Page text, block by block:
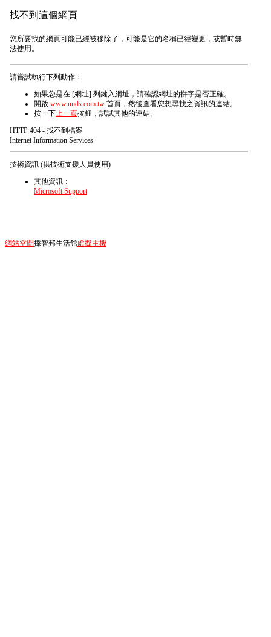
找不到這個網頁
您所要找的網頁可能已經被移除了，可能是它的名稱已經變更，或暫時無
法使用。
請嘗試執行下列動作：
如果您是在 [網址] 列鍵入網址，請確認網址的拼字是否正確。
開啟 www.unds.com.tw 首頁，然後查看您想尋找之資訊的連結。
按一下上一頁按鈕，試試其他的連結。
HTTP 404 - 找不到檔案
Internet Information Services
技術資訊 (供技術支援人員使用)
其他資訊：
Microsoft Support
網站空間採智邦生活館虛擬主機